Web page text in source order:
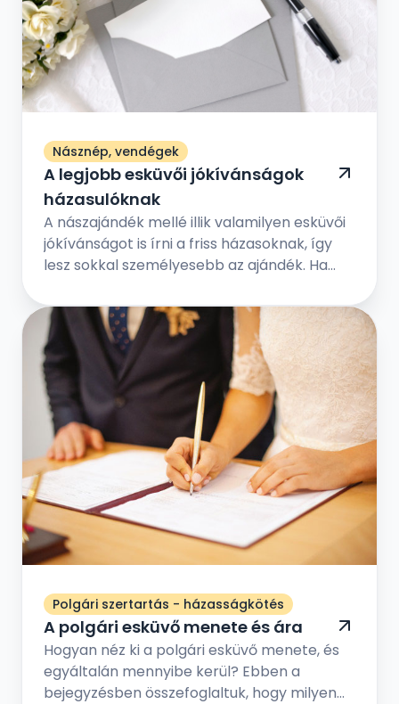
Násznép, vendégek
A legjobb esküvői jókívánságok
házasulóknak
A nászajándék mellé illik valamilyen esküvői
jókívánságot is írni a friss házasoknak, így
lesz sokkal személyesebb az ajándék. Ha
foghatod személyesre is az esküvői
gratulációt. De ha nincs írói vénád, akkor
máshonnan is inspirálódhatsz.
Polgári szertartás - házasságkötés
A polgári esküvő menete és ára
Hogyan néz ki a polgári esküvő menete, és
egyáltalán mennyibe kerül? Ebben a
bejegyzésben összefoglaltuk, hogy milyen